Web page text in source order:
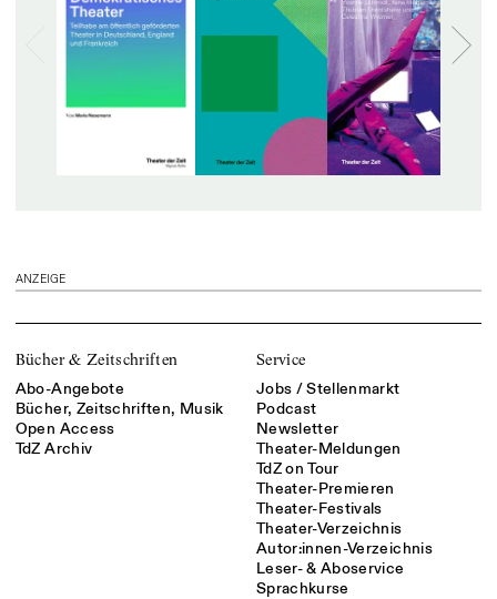
ANZEIGE
Bücher & Zeitschriften
Abo-Angebote
Bücher, Zeitschriften, Musik
Open Access
TdZ Archiv
Service
Jobs / Stellenmarkt
Podcast
Newsletter
Theater-Meldungen
TdZ on Tour
Theater-Premieren
Theater-Festivals
Theater-Verzeichnis
Autor:innen-Verzeichnis
Leser- & Aboservice
Sprachkurse